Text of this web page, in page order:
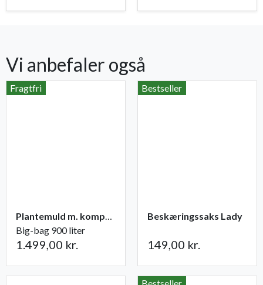
Vi anbefaler også
Fragtfri
Plantemuld m. kompost fra Champost
Big-bag 900 liter
1.499,00 kr.
Bestseller
Beskæringssaks Lady
149,00 kr.